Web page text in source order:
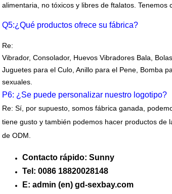
alimentaria, no tóxicos y libres de ftalatos. Tenemos
Q5:¿Qué productos ofrece su fábrica?
Re:
Vibrador, Consolador, Huevos Vibradores Bala,
Juguetes para el Culo, Anillo para el Pene, Bomba
sexuales.
P6: ¿Se puede personalizar nuestro logotipo?
Re: Sí, por supuesto, somos fábrica ganada,
tiene gusto y también podemos hacer productos de
de ODM.
Contacto rápido: Sunny
Tel: 0086 18820028148
E: admin (en) gd-sexbay.com